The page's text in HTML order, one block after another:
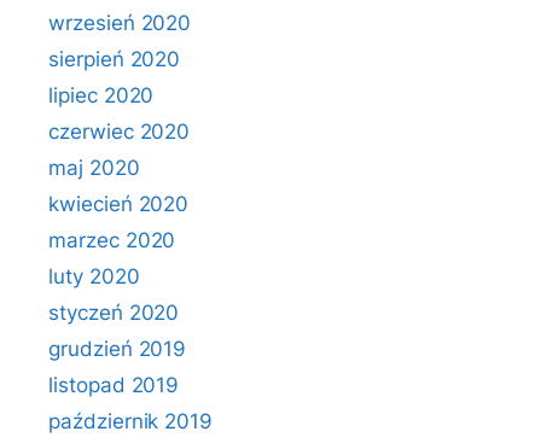
wrzesień 2020
sierpień 2020
lipiec 2020
czerwiec 2020
maj 2020
kwiecień 2020
marzec 2020
luty 2020
styczeń 2020
grudzień 2019
listopad 2019
październik 2019